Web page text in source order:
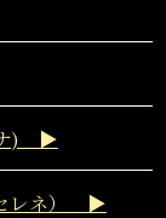
ナ) ▶
レネ） ▶